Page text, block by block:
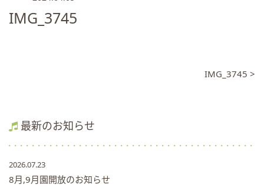
IMG_3745
IMG_3745 >
最新のお知らせ
2026.07.23
8月,9月園開放のお知らせ